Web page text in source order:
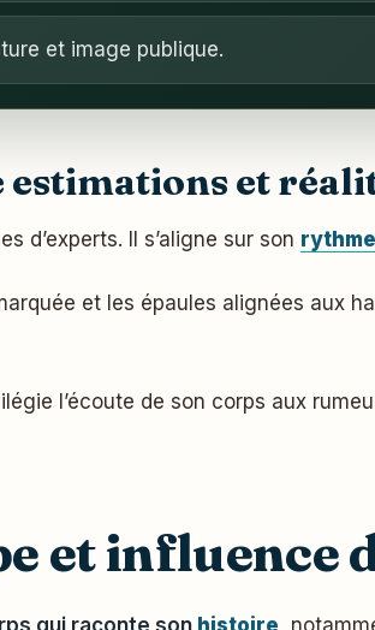
et image publique.
estimations et
d’experts. Il s’aligne sur son
et les épaules alignées aux
l’écoute de son corps aux
et influence
qui raconte son histoire ,